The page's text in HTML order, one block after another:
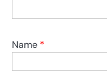
Name *